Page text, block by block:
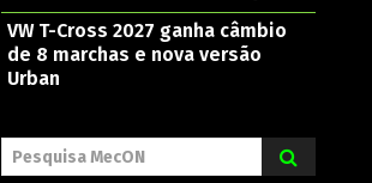
VW T-Cross 2027 ganha câmbio
de 8 marchas e nova versão
Urban
Pesquisa MecON